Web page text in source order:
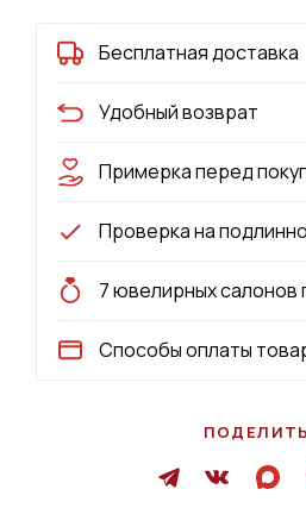
Бесплатная доставка
Удобный возврат
Примерка перед
Проверка на
7 ювелирных салонов
Способы оплаты